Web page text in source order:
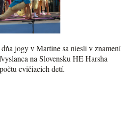
jogy v Martine sa niesli v znamení
na Slovensku HE Harsha
cvičiacich detí.